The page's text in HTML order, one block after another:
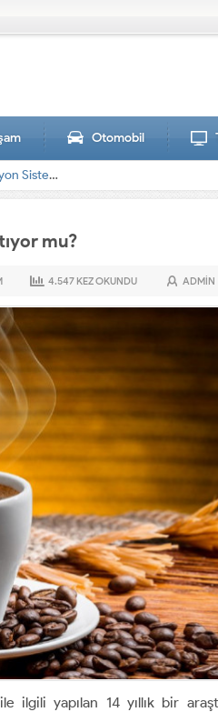
Otomobil
mu?
4.547 KEZ OKUNDU ADMIN
yapılan 14 yıllık bir